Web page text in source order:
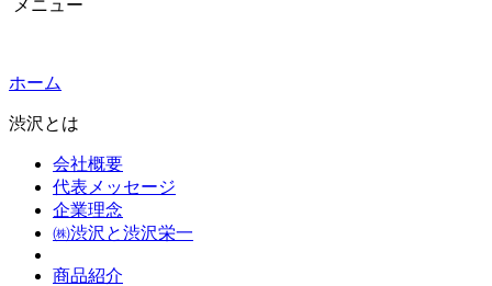
メニュー
ホーム
渋沢とは
会社概要
代表メッセージ
企業理念
㈱渋沢と渋沢栄一
商品紹介